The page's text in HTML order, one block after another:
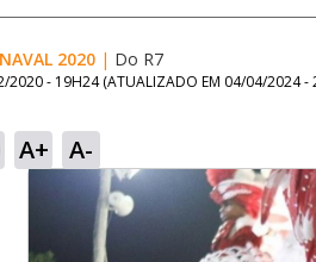
2020 | Do R7
2020 - 19H24 (ATUALIZADO EM 04/04/2024 -
A+ A-